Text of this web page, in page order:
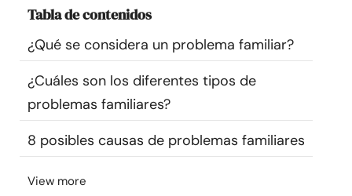
Comunidad
Encuentra un terapeuta
Idioma
Tabla de contenidos
¿Qué se considera un problema familiar?
¿Cuáles son los diferentes tipos de
problemas familiares?
8 posibles causas de problemas familiares
View more